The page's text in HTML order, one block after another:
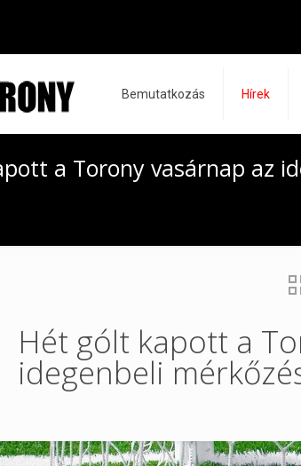
Bemutatkozás Hírek
a Torony vasárnap az
Hét gólt kapott a
idegenbeli